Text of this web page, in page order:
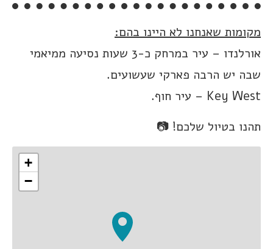
מקומות שאנחנו לא היינו בהם:
אורלנדו – עיר במרחק כ-3 שעות נסיעה ממיאמי
שבה יש הרבה פארקי שעשועים.
Key West – עיר חוף.
תהנו בטיול שלכם! 📷
+
−